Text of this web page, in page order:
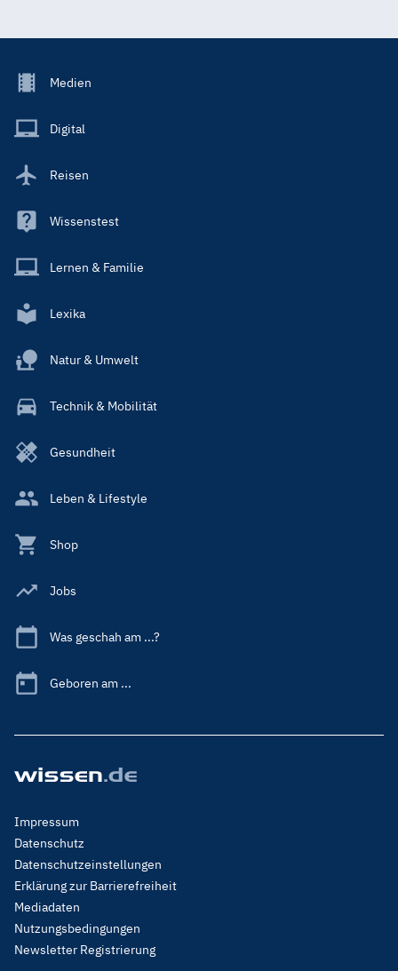
Footer
Main
Medien
Digital
Reisen
Wissenstest
Lernen & Familie
Lexika
Natur & Umwelt
Technik & Mobilität
Gesundheit
Leben & Lifestyle
Shop
Jobs
Was geschah am ...?
Geboren am ...
Footer
Menu
Legal
Impressum
Datenschutz
Datenschutzeinstellungen
Erklärung zur Barrierefreiheit
Mediadaten
Nutzungsbedingungen
Newsletter Registrierung